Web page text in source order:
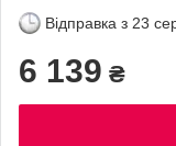
Відправка з 23
6 139 ₴